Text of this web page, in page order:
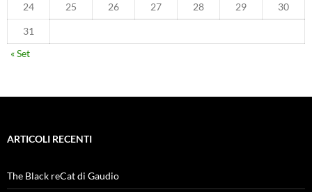
24 25 26 27 28 29 30
31
« Set
ARTICOLI RECENTI
The Black reCat di Gaudio